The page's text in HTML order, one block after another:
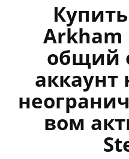
Arkham
общий
аккаунт
вом